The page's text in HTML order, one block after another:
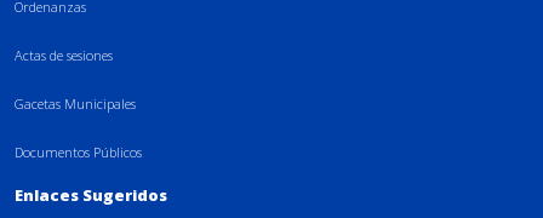
Ordenanzas
Actas de sesiones
Gacetas Municipales
Documentos Públicos
Enlaces Sugeridos